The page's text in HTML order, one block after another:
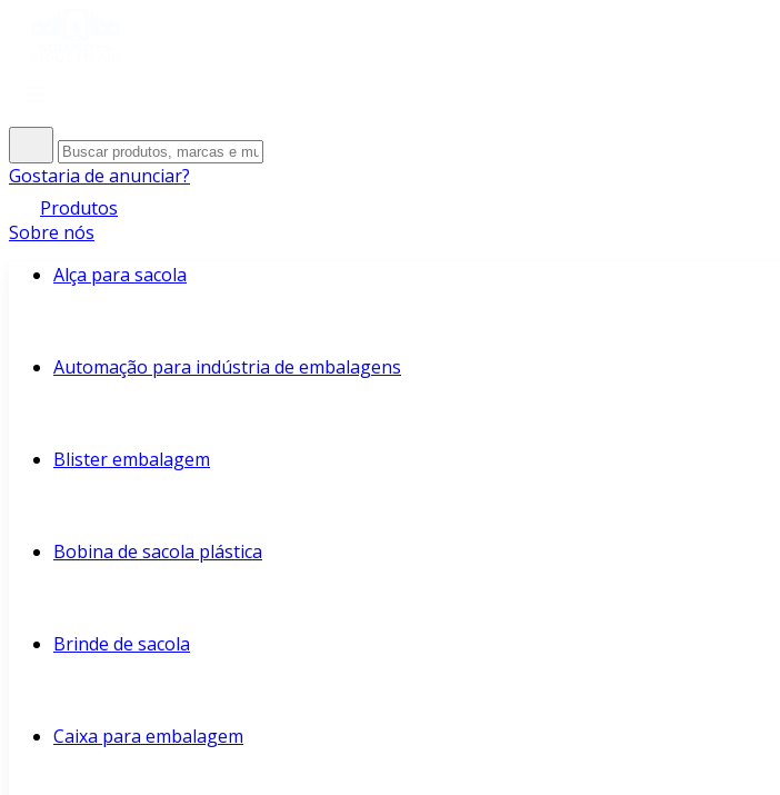
Gostaria de anunciar?
Produtos
Sobre nós
Alça para sacola
Automação para indústria de embalagens
Blister embalagem
Bobina de sacola plástica
Brinde de sacola
Caixa para embalagem